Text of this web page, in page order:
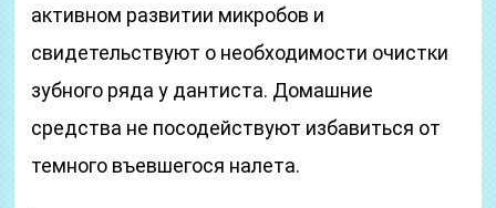
активном развитии микробов и
свидетельствуют о необходимости очистки
зубного ряда у дантиста. Домашние
средства не посодействуют избавиться от
темного въевшегося налета.